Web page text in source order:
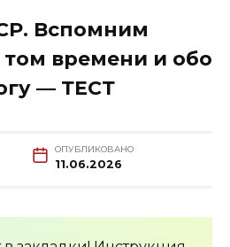
Вспомним
времени и обо
— ТЕСТ
ОПУБЛИКОВАНО
11.06.2026